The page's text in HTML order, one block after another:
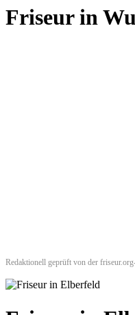
Friseur in
Redaktionell geprüft von der